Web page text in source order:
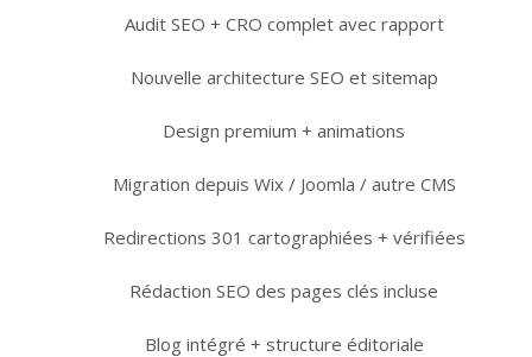
Audit SEO + CRO complet avec rapport
Nouvelle architecture SEO et sitemap
Design premium + animations
Migration depuis Wix / Joomla / autre CMS
Redirections 301 cartographiées + vérifiées
Rédaction SEO des pages clés incluse
Blog intégré + structure éditoriale